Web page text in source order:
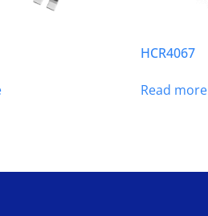
HCR4067
Read more